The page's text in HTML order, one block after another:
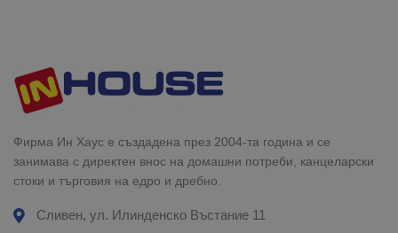
Фирма Ин Хаус е създадена през 2004-та година и се
занимава с директен внос на домашни потреби, канцеларски
стоки и търговия на едро и дребно.
Сливен, ул. Илинденско Въстание 11